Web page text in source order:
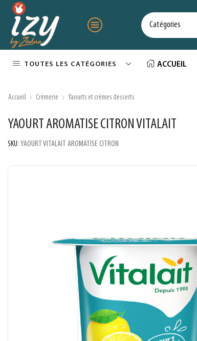
TOUTES LES CATÉGORIES ACCUEIL
Accueil Crémerie Yaourts et crémes desserts
YAOURT AROMATISE CITRON VITALAIT
SKU: YAOURT VITALAIT AROMATISE CITRON